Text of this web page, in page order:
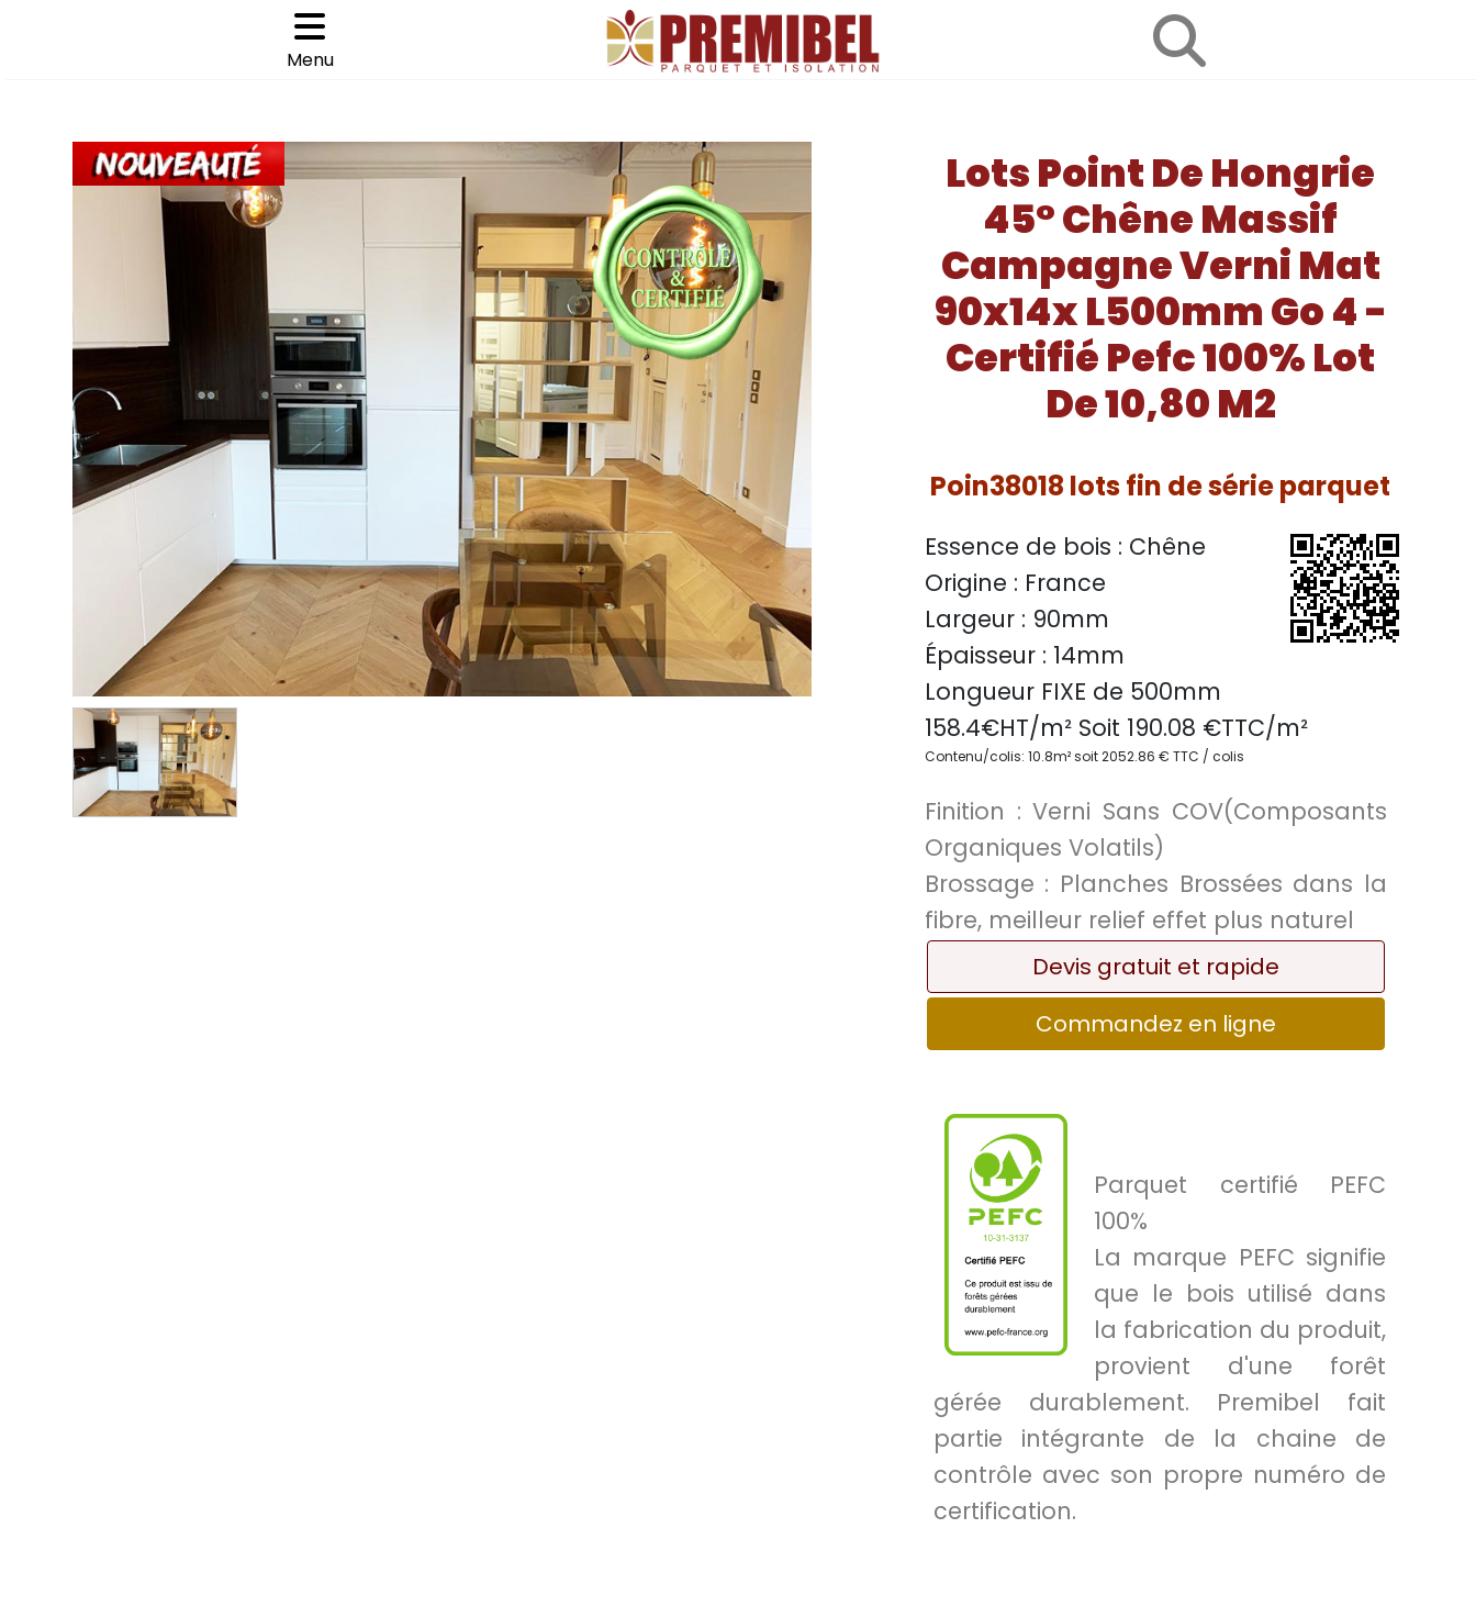
Choisir son parquet
Menu
LOTS FIN DE SÉRIE PARQUET POIN38018 LOTS FIN DE SÉRIE PARQUET
Lots Point De Hongrie
45° Chêne Massif
Campagne Verni Mat
90x14x L500mm Go 4 -
Certifié Pefc 100% Lot
De 10,80 M2
Poin38018 lots fin de série parquet
Essence de bois : Chêne
Origine : France
Largeur : 90mm
Épaisseur : 14mm
Longueur FIXE de 500mm
158.4€HT/m² Soit 190.08 €TTC/m²
Contenu/colis: 10.8m² soit 2052.86 € TTC / colis
Finition : Verni Sans COV(Composants
Organiques Volatils)
Brossage : Planches Brossées dans la
fibre, meilleur relief effet plus naturel
Devis gratuit et rapide
Commandez en ligne
Parquet certifié PEFC
100%
La marque PEFC signifie
que le bois utilisé dans
la fabrication du produit,
provient d'une forêt
gérée durablement. Premibel fait
partie intégrante de la chaine de
contrôle avec son propre numéro de
certification.